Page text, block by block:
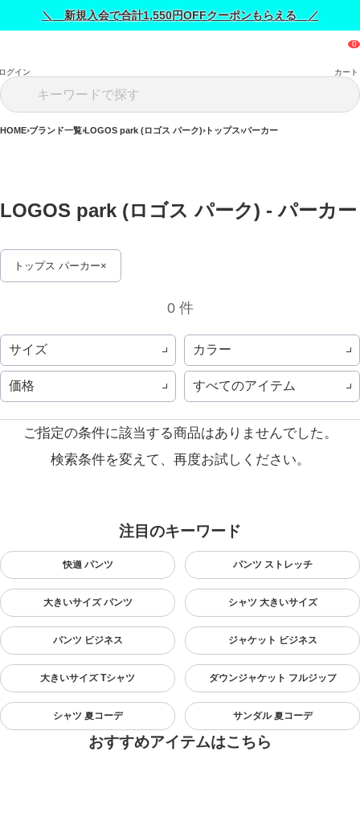
＼ 新規入会で合計1,550円OFFクーポンもらえる ／
グイン カート
HOME ブランド一覧 LOGOS park (ロゴス パーク) トップス パーカー
トップス パーカー
0 件
サイズ カラー
価格 すべてのアイテム
ご指定の条件に該当する商品はありませんでした。
検索条件を変えて、再度お試しください。
注目のキーワード
快適 パンツ パンツ ストレッチ
大きいサイズ パンツ シャツ 大きいサイズ
パンツ ビジネス ジャケット ビジネス
大きいサイズ Tシャツ ダウンジャケット フルジップ
シャツ 夏コーデ サンダル 夏コーデ
おすすめアイテムはこちら